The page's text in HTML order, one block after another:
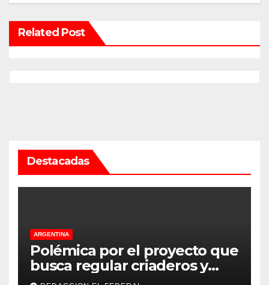
Related Post
Destacadas
ARGENTINA
Polémica por el proyecto que
busca regular criaderos y
refugios de perros y gatos: